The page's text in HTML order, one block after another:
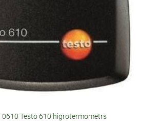
0610 Testo 610 higrotermometrs